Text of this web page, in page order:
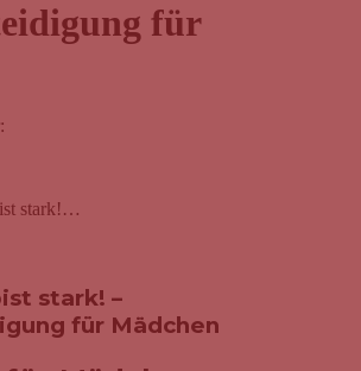
für
stark!…
stark! –
für Mädchen